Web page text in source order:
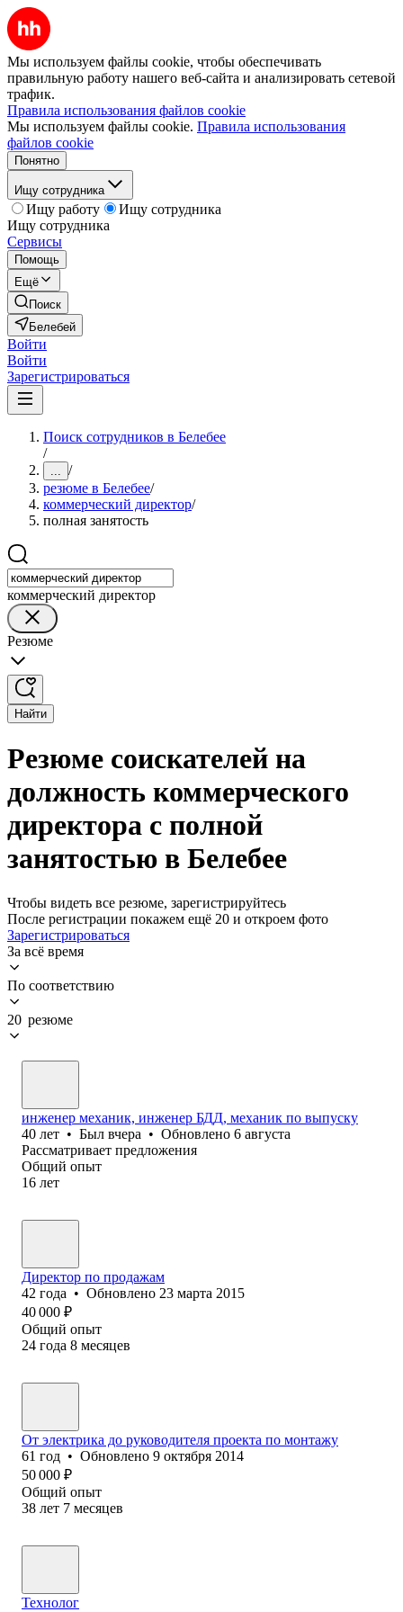
Мы используем файлы cookie, чтобы обеспечивать
правильную работу нашего веб-сайта и анализировать сетевой
трафик.
Правила использования файлов cookie
Мы используем файлы cookie. Правила использования
файлов cookie
Понятно
Ищу сотрудника
Ищу работу
Ищу сотрудника
Ищу сотрудника
Сервисы
Помощь
Ещё
Поиск
Белебей
Войти
Войти
Зарегистрироваться
Поиск сотрудников в Белебее
/
... /
резюме в Белебее/
коммерческий директор/
полная занятость
коммерческий директор
Резюме
Найти
Резюме соискателей на
должность коммерческого
директора с полной
занятостью в Белебее
Чтобы видеть все резюме, зарегистрируйтесь
После регистрации покажем ещё 20 и откроем фото
Зарегистрироваться
За всё время
По соответствию
20 резюме
инженер механик, инженер БДД, механик по выпуску
40 лет • Был вчера • Обновлено 6 августа
Рассматривает предложения
Общий опыт
16 лет
Директор по продажам
42 года • Обновлено 23 марта 2015
40 000 ₽
Общий опыт
24 года 8 месяцев
От электрика до руководителя проекта по монтажу
61 год • Обновлено 9 октября 2014
50 000 ₽
Общий опыт
38 лет 7 месяцев
Технолог